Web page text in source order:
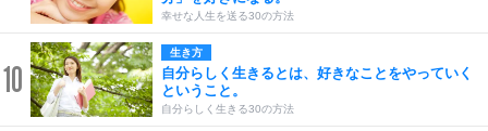
幸せな人生を送る30の方法
10
生き方
自分らしく生きるとは、好きなことをやっていく
ということ。
自分らしく生きる30の方法